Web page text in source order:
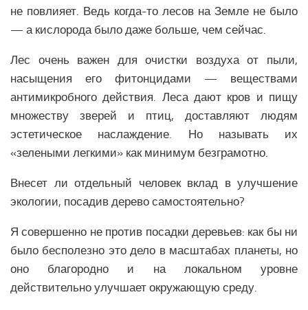
Образование Еврозоны
Медицина Еврозоны
Общество Еврозоны
Аналитика СНГ
Религия СНГ
Вооружение СНГ
Климат СНГ
Здравоохранение СНГ
Наука СНГ
не повлияет. Ведь когда-то лесов на Земле не было
— а кислорода было даже больше, чем сейчас.
Лес очень важен для очистки воздуха от пыли,
насыщения его фитонцидами — веществами
антимикробного действия. Леса дают кров и пищу
множеству зверей и птиц, доставляют людям
эстетическое наслаждение. Но называть их
«зелеными легкими» как минимум безграмотно.
Внесет ли отдельный человек вклад в улучшение
экологии, посадив дерево самостоятельно?
Я совершенно не против посадки деревьев: как бы ни
было бесполезно это дело в масштабах планеты, но
оно благородно и на локальном уровне
действительно улучшает окружающую среду.